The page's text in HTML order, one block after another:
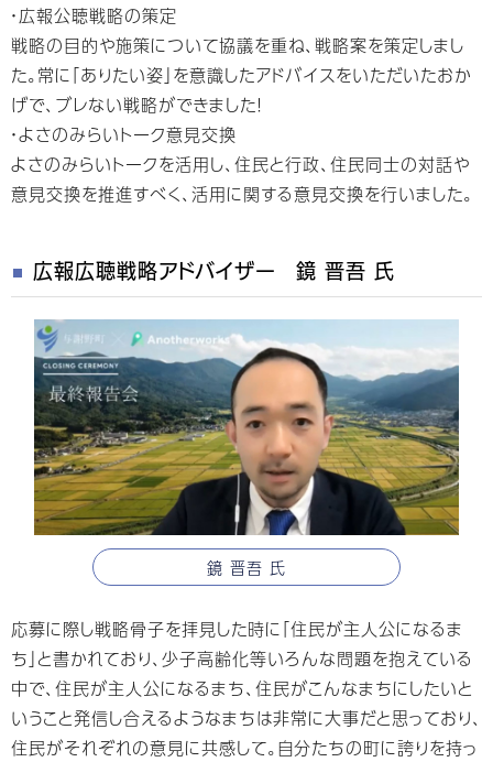
・広報公聴戦略の策定
戦略の目的や施策について協議を重ね、戦略案を策定しまし
た。常に「ありたい姿」を意識したアドバイスをいただいたおか
げで、ブレない戦略ができました！
・よさのみらいトーク意見交換
よさのみらいトークを活用し、住民と行政、住民同士の対話や
意見交換を推進すべく、活用に関する意見交換を行いました。
広報広聴戦略アドバイザー 鏡 晋吾 氏
鏡 晋吾 氏
応募に際し戦略骨子を拝見した時に「住民が主人公になるま
ち」と書かれており、少子高齢化等いろんな問題を抱えている
中で、住民が主人公になるまち、住民がこんなまちにしたいと
いうこと発信し合えるようなまちは非常に大事だと思っており、
住民がそれぞれの意見に共感して。自分たちの町に誇りを持っ